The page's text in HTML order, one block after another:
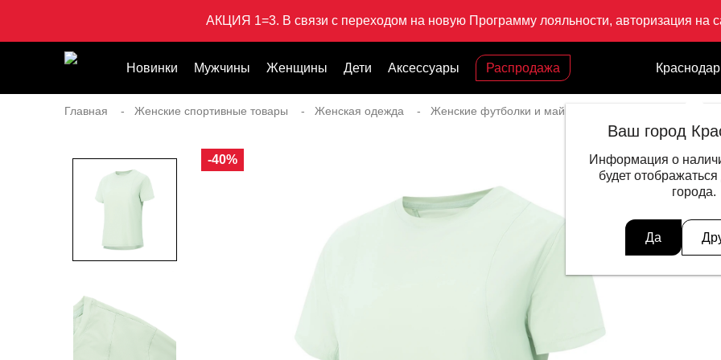
АКЦИЯ 1=3. В связи с переходом на новую Программу лояльности, авторизация на
Новинки Мужчины Женщины Дети Аксессуары Распродажа Краснодар
Ваш город
Информация о
будет
города.
Да
Главная Женские спортивные товары Женская одежда Женские футболки и майки
-40%